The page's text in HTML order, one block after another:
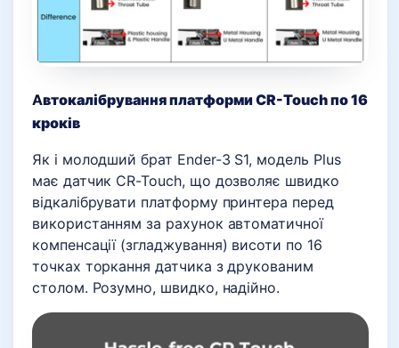
Автокалібрування платформи CR-Touch по 16
кроків
Як і молодший брат Ender-3 S1, модель Plus
має датчик CR-Touch, що дозволяє швидко
відкалібрувати платформу принтера перед
використанням за рахунок автоматичної
компенсації (згладжування) висоти по 16
точках торкання датчика з друкованим
столом. Розумно, швидко, надійно.